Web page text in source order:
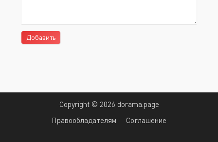
Добавить
Copyright © 2026 dorama.page
Правообладателям
Соглашение